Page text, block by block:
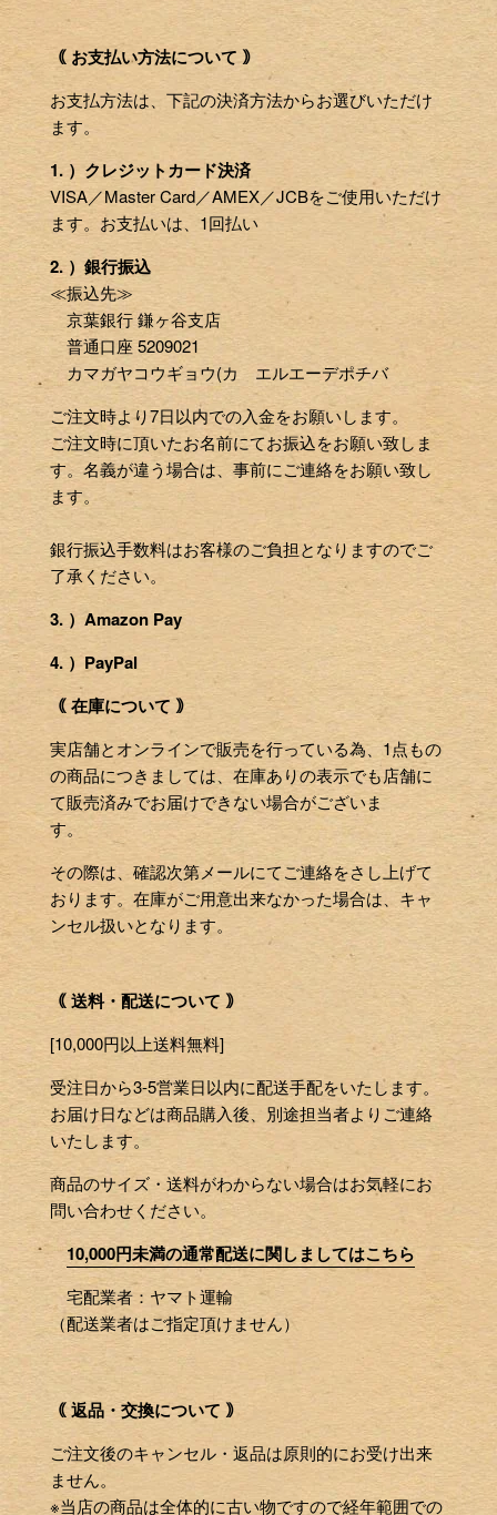
｟ お支払い方法について ｠
お支払方法は、下記の決済方法からお選びいただけ
ます。
1. ）クレジットカード決済
VISA／Master Card／AMEX／JCBをご使用いただけ
ます。お支払いは、1回払い
2. ）銀行振込
≪振込先≫
京葉銀行 鎌ヶ谷支店
普通口座 5209021
カマガヤコウギョウ(カ エルエーデポチバ
ご注文時より7日以内での入金をお願いします。
ご注文時に頂いたお名前にてお振込をお願い致しま
す。名義が違う場合は、事前にご連絡をお願い致し
ます。
銀行振込手数料はお客様のご負担となりますのでご
了承ください。
3. ）Amazon Pay
4. ）PayPal
｟ 在庫について ｠
実店舗とオンラインで販売を行っている為、1点もの
の商品につきましては、在庫ありの表示でも店舗に
て販売済みでお届けできない場合がございま
す。
その際は、確認次第メールにてご連絡をさし上げて
おります。在庫がご用意出来なかった場合は、キャ
ンセル扱いとなります。
｟ 送料・配送について ｠
[10,000円以上送料無料]
受注日から3-5営業日以内に配送手配をいたします。
お届け日などは商品購入後、別途担当者よりご連絡
いたします。
商品のサイズ・送料がわからない場合はお気軽にお
問い合わせください。
10,000円未満の通常配送に関しましてはこちら
宅配業者：ヤマト運輸
（配送業者はご指定頂けません）
｟ 返品・交換について ｠
ご注文後のキャンセル・返品は原則的にお受け出来
ません。
※当店の商品は全体的に古い物ですので経年範囲での